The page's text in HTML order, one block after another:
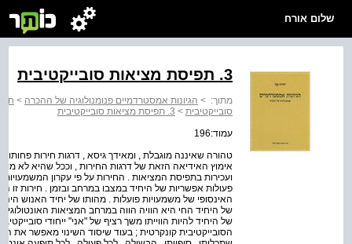
שלום אורח
3. תפיסת מציאות סובייקטיבית
מתוך: > הגיונות אמסטרדמיים פנומנולוגיה של ההכרה >
סובייקטיבית > 3. תפיסת מציאות סובייקטיבית
עמוד:196
טהורה שאיננה מוגבלת , ומאידך גיסא , דרגות חירות
אימוץ האידיאה הזאת של דרגות החירות , וככל שהיא לא
ועכירות בתפיסת המציאות . החירות על פי עקרון
פעולות אפשריות של היחיד במצבו במרחב ובזמן . חירות זו
האינסופי של משמעויות פועלות . מהותו של יחיד האנוש
של היחיד החי היא הוויה הווה במרחב המציאות
של היחיד להיות הווייתו משך רציף של "אני" ייחודי
הסובייקטיבית קונקרטית ; בעוד שיסוד השינוי מאפשר את